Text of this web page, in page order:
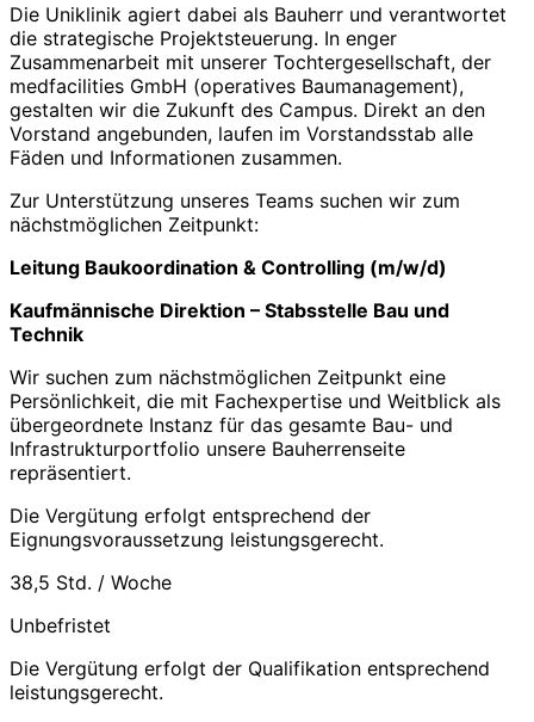
Die Uniklinik agiert dabei als Bauherr und verantwortet
die strategische Projektsteuerung. In enger
Zusammenarbeit mit unserer Tochtergesellschaft, der
medfacilities GmbH (operatives Baumanagement),
gestalten wir die Zukunft des Campus. Direkt an den
Vorstand angebunden, laufen im Vorstandsstab alle
Fäden und Informationen zusammen.
Zur Unterstützung unseres Teams suchen wir zum
nächstmöglichen Zeitpunkt:
Leitung Baukoordination & Controlling (m/w/d)
Kaufmännische Direktion – Stabsstelle Bau und
Technik
Wir suchen zum nächstmöglichen Zeitpunkt eine
Persönlichkeit, die mit Fachexpertise und Weitblick als
übergeordnete Instanz für das gesamte Bau- und
Infrastrukturportfolio unsere Bauherrenseite
repräsentiert.
Die Vergütung erfolgt entsprechend der
Eignungsvoraussetzung leistungsgerecht.
38,5 Std. / Woche
Unbefristet
Die Vergütung erfolgt der Qualifikation entsprechend
leistungsgerecht.